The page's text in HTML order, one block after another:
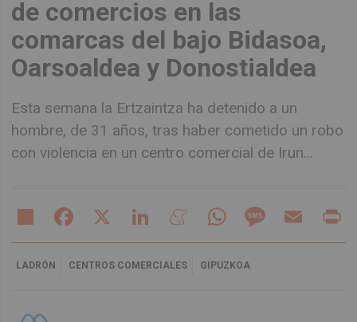
de comercios en las
comarcas del bajo Bidasoa,
Oarsoaldea y Donostialdea
Esta semana la Ertzaintza ha detenido a un
hombre, de 31 años, tras haber cometido un robo
con violencia en un centro comercial de Irun...
Share Facebook LinkedIn MeneameWhatsAppMessageEmail
LADRÓN CENTROS COMERCIALES GIPUZKOA